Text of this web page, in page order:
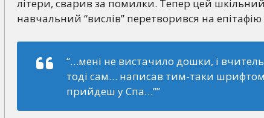
літери, сварив за помилки. Тепер цей
навчальний “вислів” перетворився на
“…мені не вистачило дошки, і
тоді сам… написав тим-таки
прийдеш у Спа…””